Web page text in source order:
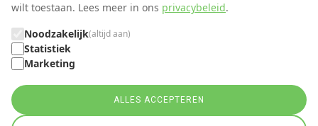
Help
Contact
wilt toestaan. Lees meer in ons privacybeleid.
Noodzakelijk(altijd aan)
Statistiek
Marketing
ALLES ACCEPTEREN